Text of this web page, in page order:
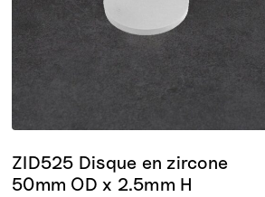
ZID525 Disque en zircone
50mm OD x 2.5mm H